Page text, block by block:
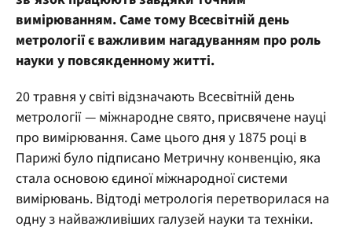
вимірюванням. Саме тому Всесвітній день
метрології є важливим нагадуванням про роль
науки у повсякденному житті.
20 травня у світі відзначають Всесвітній день
метрології — міжнародне свято, присвячене науці
про вимірювання. Саме цього дня у 1875 році в
Парижі було підписано Метричну конвенцію, яка
стала основою єдиної міжнародної системи
вимірювань. Відтоді метрологія перетворилася на
одну з найважливіших галузей науки та техніки.